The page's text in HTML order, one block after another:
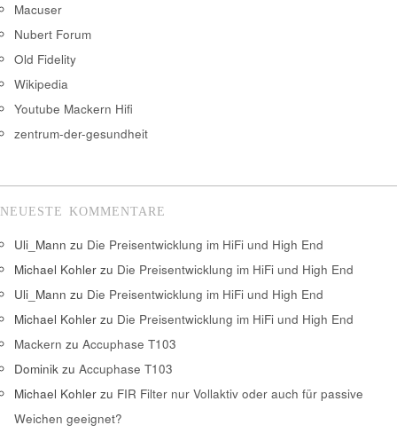
Macuser
Nubert Forum
Old Fidelity
Wikipedia
Youtube Mackern Hifi
zentrum-der-gesundheit
NEUESTE KOMMENTARE
Uli_Mann zu Die Preisentwicklung im HiFi und High End
Michael Kohler zu Die Preisentwicklung im HiFi und High End
Uli_Mann zu Die Preisentwicklung im HiFi und High End
Michael Kohler zu Die Preisentwicklung im HiFi und High End
Mackern zu Accuphase T103
Dominik zu Accuphase T103
Michael Kohler zu FIR Filter nur Vollaktiv oder auch für passive
Weichen geeignet?